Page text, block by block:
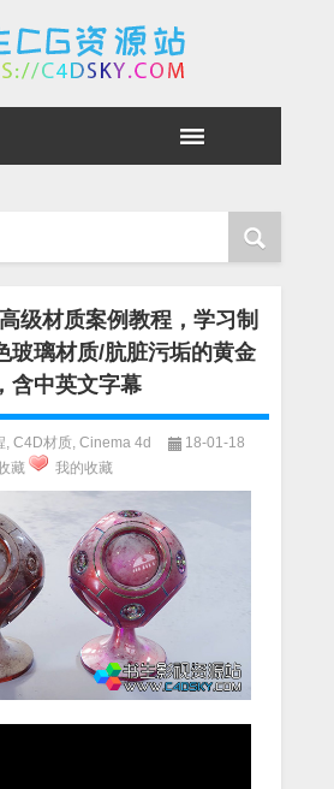
级材质案例教程，学习制
玻璃材质/肮脏污垢的黄金
含中英文字幕
C4D材质 Cinema 4d
18-01-18
藏 我的收藏